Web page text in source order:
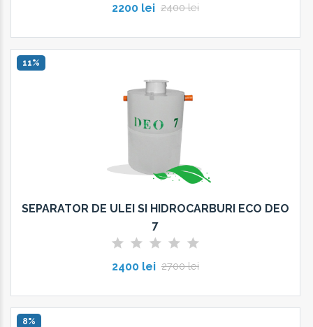
2400 lei
2200 lei
11%
SEPARATOR DE ULEI SI HIDROCARBURI ECO DEO
7
2700 lei
2400 lei
8%